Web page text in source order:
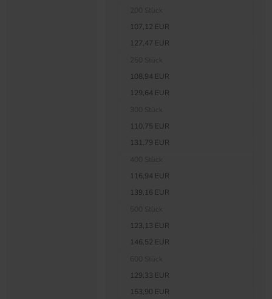
107,12 EUR
127,47 EUR
108,94 EUR
129,64 EUR
110,75 EUR
131,79 EUR
116,94 EUR
139,16 EUR
123,13 EUR
146,52 EUR
129,33 EUR
153,90 EUR